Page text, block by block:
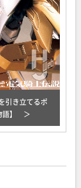
引き立てるポ
】